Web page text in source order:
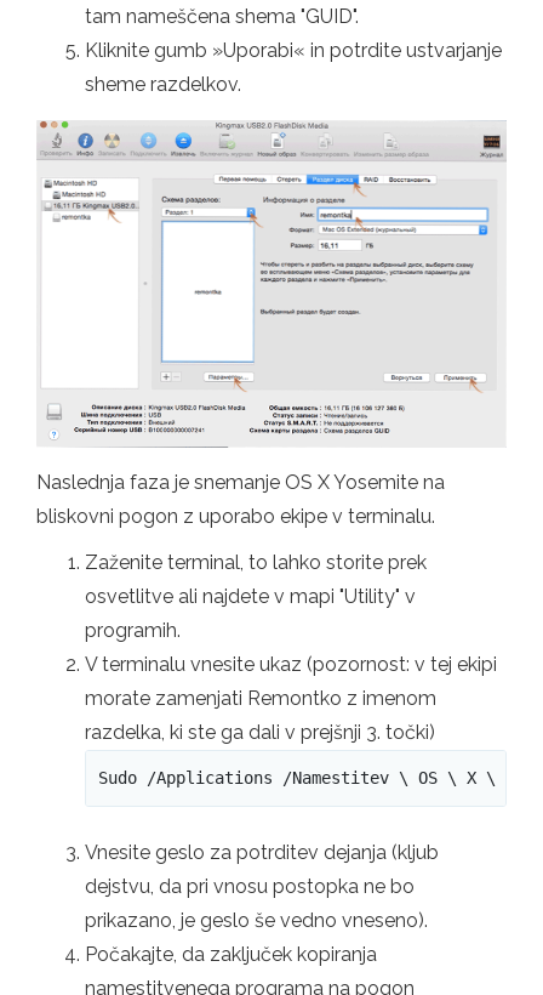
tam nameščena shema "GUID".
Kliknite gumb »Uporabi« in potrdite ustvarjanje
sheme razdelkov.
Naslednja faza je snemanje OS X Yosemite na
bliskovni pogon z uporabo ekipe v terminalu.
Zaženite terminal, to lahko storite prek
osvetlitve ali najdete v mapi "Utility" v
programih.
V terminalu vnesite ukaz (pozornost: v tej ekipi
morate zamenjati Remontko z imenom
razdelka, ki ste ga dali v prejšnji 3. točki)
Sudo /Applications /Namestitev \ OS \ X \
Vnesite geslo za potrditev dejanja (kljub
dejstvu, da pri vnosu postopka ne bo
prikazano, je geslo še vedno vneseno).
Počakajte, da zaključek kopiranja
namestitvenega programa na pogon